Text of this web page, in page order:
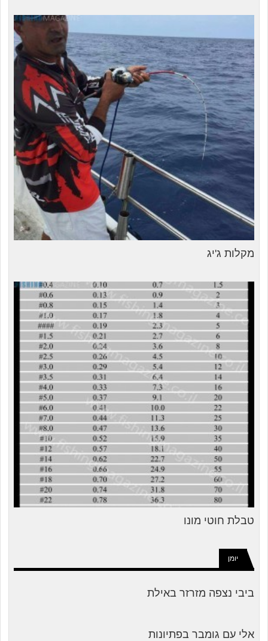
מקלות ג'יג
טבלת חוטי מונו
יומן
ביבי נצפה מזרזר באילת
אלי עם גומבר בפתיונות